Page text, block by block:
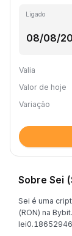
Ligado
Valia
Valor de hoje
Variação
Sobre Sei
Sei é uma
(RON) na